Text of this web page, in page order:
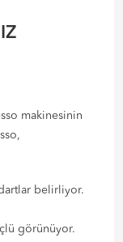
makinesinin
belirliyor.
görünüyor.